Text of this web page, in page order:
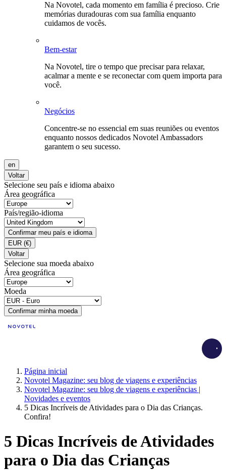
Na Novotel, cada momento em família é precioso. Crie
memórias duradouras com sua família enquanto
cuidamos de vocês.
Bem-estar
Na Novotel, tire o tempo que precisar para relaxar,
acalmar a mente e se reconectar com quem importa para
você.
Negócios
Concentre-se no essencial em suas reuniões ou eventos
enquanto nossos dedicados Novotel Ambassadors
garantem o seu sucesso.
en
Voltar
Selecione seu país e idioma abaixo
Área geográfica
País/região-idioma
Confirmar meu país e idioma
EUR (€)
Voltar
Selecione sua moeda abaixo
Área geográfica
Moeda
Confirmar minha moeda
Página inicial
Novotel Magazine: seu blog de viagens e experiências
Novotel Magazine: seu blog de viagens e experiências |
Novidades e eventos
5 Dicas Incríveis de Atividades para o Dia das Crianças.
Confira!
5 Dicas Incríveis de Atividades
para o Dia das Crianças